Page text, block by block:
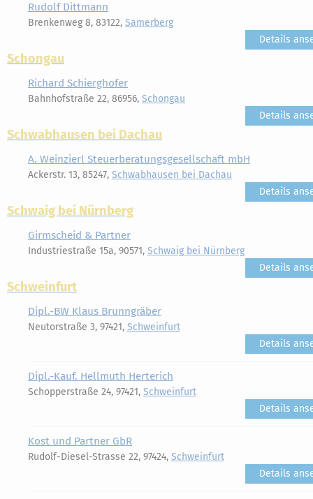
Rudolf Dittmann
Brenkenweg 8, 83122, Samerberg
Details
Schongau
Richard Schierghofer
Bahnhofstraße 22, 86956, Schongau
Details
Schwabhausen bei Dachau
A. Weinzierl Steuerberatungsgesellschaft mbH
Ackerstr. 13, 85247, Schwabhausen bei Dachau
Details
Schwaig bei Nürnberg
Girmscheid & Partner
Industriestraße 15a, 90571, Schwaig bei Nürnberg
Details
Schweinfurt
Dipl.-BW Klaus Brunngräber
Neutorstraße 3, 97421, Schweinfurt
Details
Dipl.-Kauf. Hellmuth Herterich
Schopperstraße 24, 97421, Schweinfurt
Details
Kost und Partner GbR
Rudolf-Diesel-Strasse 22, 97424, Schweinfurt
Details